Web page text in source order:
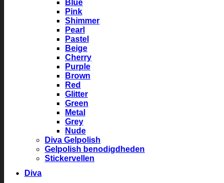
Blue
Pink
Shimmer
Pearl
Pastel
Beige
Cherry
Purple
Brown
Red
Glitter
Green
Metal
Grey
Nude
Diva Gelpolish
Gelpolish benodigdheden
Stickervellen
Diva